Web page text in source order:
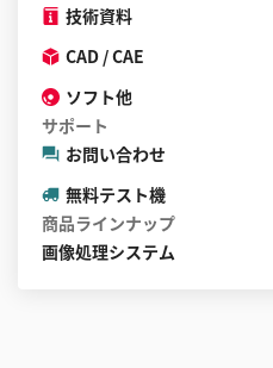
技術資料
CAD / CAE
ソフト他
サポート
お問い合わせ
無料テスト機
商品ラインナップ
画像処理システム